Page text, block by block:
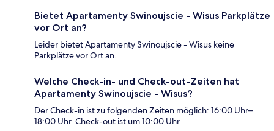
Bietet Apartamenty Swinoujscie - Wisus Parkplätze
vor Ort an?
Leider bietet Apartamenty Swinoujscie - Wisus keine
Parkplätze vor Ort an.
Welche Check-in- und Check-out-Zeiten hat
Apartamenty Swinoujscie - Wisus?
Der Check-in ist zu folgenden Zeiten möglich: 16:00 Uhr–
18:00 Uhr. Check-out ist um 10:00 Uhr.